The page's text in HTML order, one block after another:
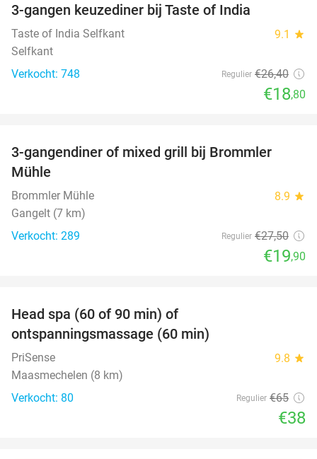
3-gangen keuzediner bij Taste of India
Taste of India Selfkant 9.1 star
Selfkant
Verkocht: 748
Regulier €26,40
€18,80
3-gangendiner of mixed grill bij Brommler
Mühle
Brommler Mühle 8.9 star
Gangelt (7 km)
Verkocht: 289
Regulier €27,50
€19,90
Head spa (60 of 90 min) of
ontspanningsmassage (60 min)
PriSense 9.8 star
Maasmechelen (8 km)
Verkocht: 80
Regulier €65
€38